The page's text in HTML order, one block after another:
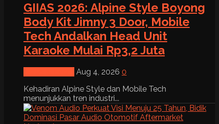
GIIAS 2026: Alpine Style Boyong
Body Kit Jimny 3 Door, Mobile
Tech Andalkan Head Unit
Karaoke Mulai Rp3,2 Juta
Aug 4, 2026 0
Kehadiran Alpine Style dan Mobile Tech
menunjukkan tren industri...